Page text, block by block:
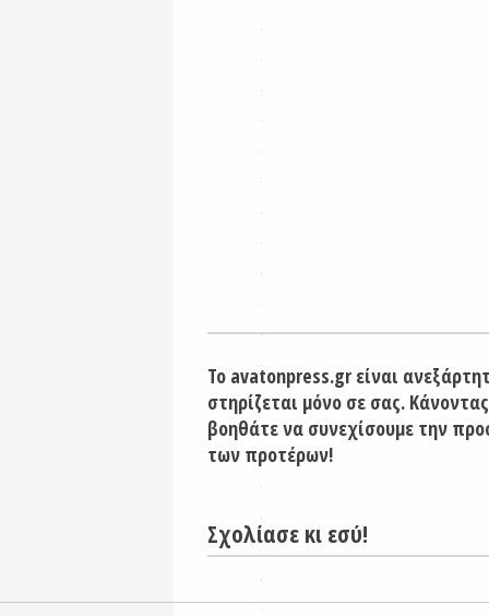
Το avatonpress.gr είναι
στηρίζεται μόνο σε σας.
βοηθάτε να συνεχίσουμε την
των προτέρων!
Σχολίασε κι εσύ!